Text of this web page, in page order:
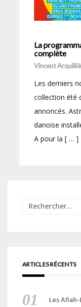
La
complète
Vincent
Les derniers
collection été
annoncés.
danoise
A pour la [ … ]
Rechercher :
ARTICLES RÉCENTS
Les